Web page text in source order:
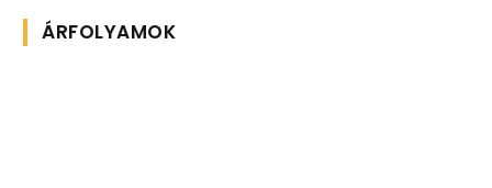
ÁRFOLYAMOK